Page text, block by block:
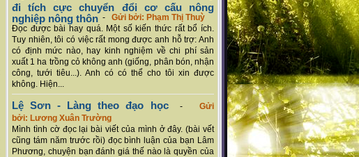
đi tích cực chuyển đổi cơ cấu nông
nghiệp nông thôn - Gửi bởi: Phạm Thị Thuỳ
Đọc được bài hay quá. Một số kiến thức rất bổ ích.
Tuy nhiên, tôi có việc rất mong được anh hỗ trợ: Anh
có định mức nào, hay kinh nghiệm về chi phí sản
xuất 1 ha trồng cỏ không anh (giống, phân bón, nhận
công, tưới tiêu...). Anh có có thể cho tôi xin được
không. Hiện...
Lệ Sơn - Làng theo đạo học-Gửi
bởi: Lương Xuân Trường
Mình tình cờ đọc lại bài viết của mình ở đây. (bài vết
cũng tám năm trước rồi) đọc bình luận của bạn Lâm
Phương, chuyện bạn đánh giá thế nào là quyền của